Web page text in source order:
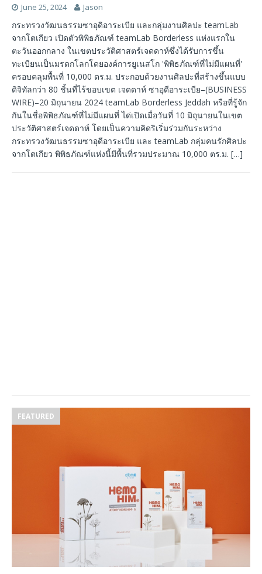
June 25, 2024 Jason
กระทรวงวัฒนธรรมซาอุดิอาระเบีย และกลุ่มงานศิลปะ teamLab
จากโตเกียว เปิดตัวพิพิธภัณฑ์ teamLab Borderless แห่งแรกใน
ตะวันออกกลาง ในเขตประวัติศาสตร์เจดดาห์ซึ่งได้รับการขึ้น
ทะเบียนเป็นมรดกโลกโดยองค์การยูเนสโก 'พิพิธภัณฑ์ที่ไม่มีแผนที่'
ครอบคลุมพื้นที่ 10,000 ตร.ม. ประกอบด้วยงานศิลปะที่สร้างขึ้นแบบ
ดิจิทัลกว่า 80 ชิ้นที่ไร้ขอบเขต เจดดาห์ ซาอุดีอาระเบีย–(BUSINESS
WIRE)–20 มิถุนายน 2024 teamLab Borderless Jeddah หรือที่รู้จัก
กันในชื่อพิพิธภัณฑ์ที่ไม่มีแผนที่ ได่เปิดเมื่อวันที่ 10 มิถุนายนในเขต
ประวัติศาสตร์เจดดาห์ โดยเป็นความคิดริเริ่มร่วมกันระหว่าง
กระทรวงวัฒนธรรมซาอุดีอาระเบีย และ teamLab กลุ่มคนรักศิลปะ
จากโตเกียว พิพิธภัณฑ์แห่งนี้มีพื้นที่รวมประมาณ 10,000 ตร.ม. […]
FEATURED